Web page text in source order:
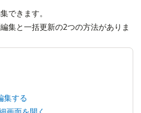
できます。
集と一括更新の2つの方法がありま
集する